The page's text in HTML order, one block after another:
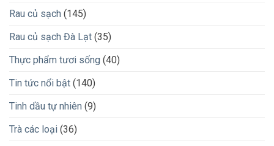
Rau củ sạch (145)
Rau củ sạch Đà Lạt (35)
Thực phẩm tươi sống (40)
Tin tức nổi bật (140)
Tinh dầu tự nhiên (9)
Trà các loại (36)